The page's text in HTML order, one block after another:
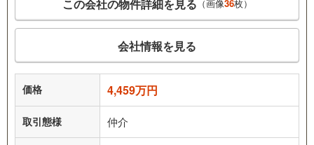
この会社の物件詳細を見る （画像36枚）
会社情報を見る
価格 4,459万円
取引態様 仲介